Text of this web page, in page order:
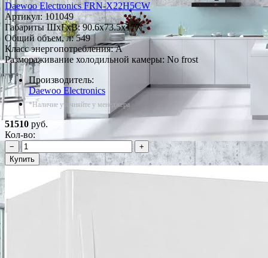
Daewoo Electronics FRN-X22H5CW
Артикул: 101049
Габариты ШxГxВ: 90.6x73.5x177
Общий объем, л: 549
Класс энергопотребления: A
Размораживание холодильной камеры: No frost
Производитель:
Daewoo Electronics
*Наличие уточняйте у менеджера
51510 руб.
Кол-во:
−
+
Купить